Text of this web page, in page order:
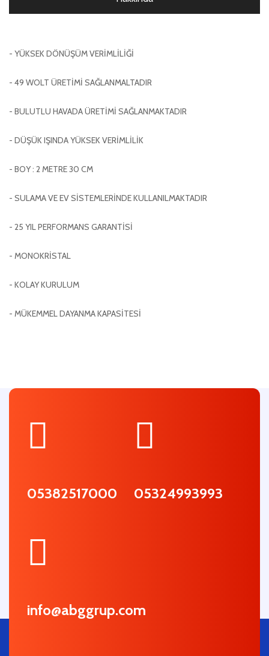
- YÜKSEK DÖNÜŞÜM VERİMLİLİĞİ
- 49 WOLT ÜRETİMİ SAĞLANMALTADIR
- BULUTLU HAVADA ÜRETİMİ SAĞLANMAKTADIR
- DÜŞÜK IŞINDA YÜKSEK VERİMLİLİK
- BOY : 2 METRE 30 CM
- SULAMA VE EV SİSTEMLERİNDE KULLANILMAKTADIR
- 25 YIL PERFORMANS GARANTİSİ
- MONOKRİSTAL
- KOLAY KURULUM
- MÜKEMMEL DAYANMA KAPASİTESİ
05382517000 05324993993
info@abggrup.com